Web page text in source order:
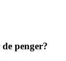
penger?